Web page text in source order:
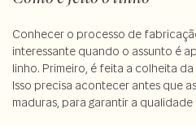
Conhecer o processo de
interessante quando o assunto é
linho. Primeiro, é feita a colheita
Isso precisa acontecer antes que
maduras, para garantir a